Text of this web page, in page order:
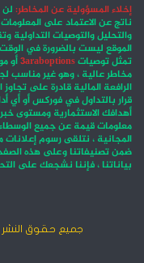
إخلاء المسؤولية عن المخاطر:
ناتج عن الاعتماد على
والتحليل والتوصيات التداولية
الموقع ليست بالضرورة في الوقت
تمثل توصيات3araboptionsأو
مخاطر عالية ، وهو غير مناسب
الرافعة المالية قادرة على
قرار بالتداول في فوركس أو أي
أهدافك الاستثمارية ومستوى
معلومات قيمة عن جميع
المجانية ، نتلقى رسوم
ضمن تصنيفاتنا وعلى هذه
بياناتنا ، فإننا نشجعك على
جميع حقوق